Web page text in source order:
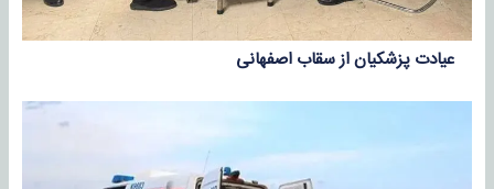
عیادت پزشکیان از سقاب اصفهانی